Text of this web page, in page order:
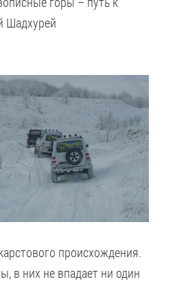
Шадхурей
происхождения.
в них не впадает ни один